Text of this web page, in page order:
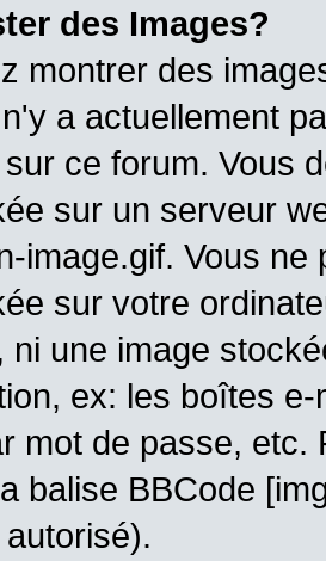
des Images?
montrer des
a actuellement
ce forum. Vous
sur un serveur
image.gif. Vous
sur votre
ni une image
ex: les boîtes
mot de passe,
balise BBCode